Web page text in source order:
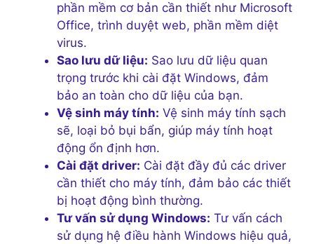
phần mềm cơ bản cần thiết như Microsoft
Office, trình duyệt web, phần mềm diệt
virus.
Sao lưu dữ liệu: Sao lưu dữ liệu quan
trọng trước khi cài đặt Windows, đảm
bảo an toàn cho dữ liệu của bạn.
Vệ sinh máy tính: Vệ sinh máy tính sạch
sẽ, loại bỏ bụi bẩn, giúp máy tính hoạt
động ổn định hơn.
Cài đặt driver: Cài đặt đầy đủ các driver
cần thiết cho máy tính, đảm bảo các thiết
bị hoạt động bình thường.
Tư vấn sử dụng Windows: Tư vấn cách
sử dụng hệ điều hành Windows hiệu quả,